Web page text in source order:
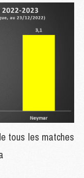
tous les matches